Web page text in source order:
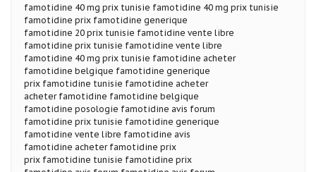
famotidine 40 mg prix tunisie famotidine 40 mg prix tunisie
famotidine prix famotidine generique
famotidine 20 prix tunisie famotidine vente libre
famotidine prix tunisie famotidine vente libre
famotidine 40 mg prix tunisie famotidine acheter
famotidine belgique famotidine generique
prix famotidine tunisie famotidine acheter
acheter famotidine famotidine belgique
famotidine posologie famotidine avis forum
famotidine prix tunisie famotidine generique
famotidine vente libre famotidine avis
famotidine acheter famotidine prix
prix famotidine tunisie famotidine prix